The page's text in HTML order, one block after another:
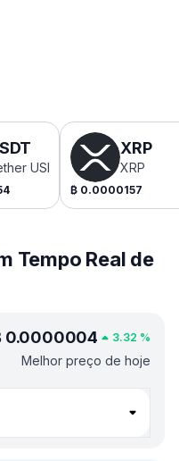
USDt
XRP
XRP
₿ 0.0000157
Tempo Real de
0.0000004 3.32 %
Melhor preço de hoje